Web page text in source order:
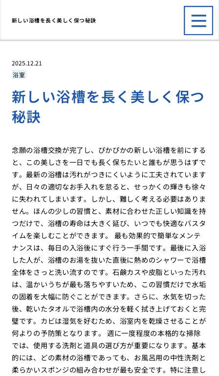
新しい浴槽を長く美しく保つ秘訣
2025.12.21
浴室
新しい浴槽を長く美しく保つ
秘訣
念願の浴槽交換が完了し、ぴかぴかの新しい浴槽を前にする
と、この美しさを一日でも長く保ちたいと誰もが思うはずで
す。最新の浴槽は汚れがつきにくいように工夫されています
が、日々の適切なお手入れを怠ると、せっかくの輝きも徐々
に失われてしまいます。しかし、難しく考える必要はありま
せん。ほんの少しの習慣と、素材に合わせた正しい知識を持
つだけで、浴槽の寿命は大きく延び、いつでも快適なバスタ
イムを楽しむことができます。 最も効果的で簡単なメンテ
ナンスは、毎日の入浴後にすぐ行う一手間です。最後に入浴
した人が、浴槽のお湯を抜いた直後に熱めのシャワーで浴槽
全体をさっと洗い流すのです。石鹸カスや皮脂といった汚れ
は、温かいうちが最も落ちやすいため、この習慣だけで水垢
の固着を大幅に防ぐことができます。さらに、水気を切った
後、乾いたタオルで浴槽内の水分を軽く拭き上げておくと完
璧です。カビは湿気を好むため、浴室内を乾燥させることが
何よりの予防策となります。 週に一度程度の本格的な掃除
では、使用する洗剤と道具の選び方が重要になります。基本
的には、どの素材の浴槽であっても、お風呂用の中性洗剤と
柔らかいスポンジの組み合わせが最も安全です。特に注意し